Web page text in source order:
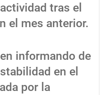
tras el
el mes anterior.
informando de
en el
por la